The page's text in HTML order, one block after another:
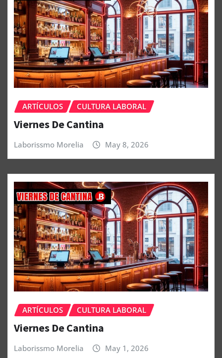
ARTÍCULOS CULTURA LABORAL
Viernes De Cantina
Laborissmo Morelia May 8, 2026
ARTÍCULOS CULTURA LABORAL
Viernes De Cantina
Laborissmo Morelia May 1, 2026